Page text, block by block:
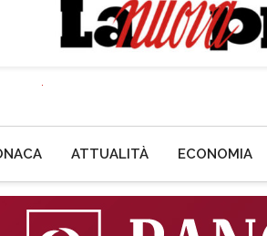
ATTUALITÀ ECONOMIA